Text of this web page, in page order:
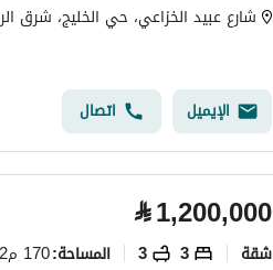
شارع عبيد الخزاعي، حي الخليج، شرق
الإيميل اتصال
⃁1,200,000
شقة 3
3 المساحة:170 م2